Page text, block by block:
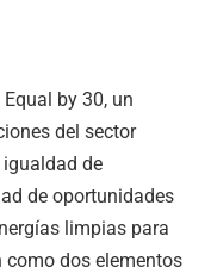
by 30, un
del sector
de
de oportunidades
limpias para
dos elementos